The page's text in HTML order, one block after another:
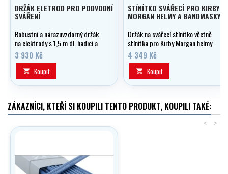
DRŽÁK ELETROD PRO PODVODNÍ
SVÁŘENÍ
Robustní a nárazuvzdorný držák
na elektrody s 1,5 m dl. hadicí a
konektorem samec Dinse pro
svařování pod vodou.
3 930 Kč
 Koupit
STÍNÍTKO SVÁŘECÍ PRO KIRBY
MORGAN HELMY A BANDMASKY
Držák na svářecí stínítko včetně
stínítka pro Kirby Morgan helmy
a bandmasky perfektně zacloní
zorník helmy pro 100% ochranu
očí.
4 349 Kč
 Koupit
ZÁKAZNÍCI, KTEŘÍ SI KOUPILI TENTO PRODUKT, KOUPILI TAKÉ:
>
<